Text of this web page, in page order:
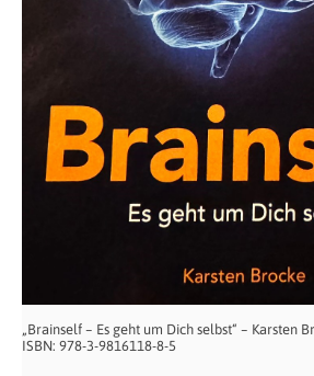
„Brainself – Es geht um Dich selbst“ – Karsten
ISBN: 978-3-9816118-8-5